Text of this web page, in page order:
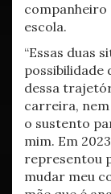
companheiro
escola.
“Essas duas
possibilidade
dessa
carreira,
o sustento
mim. Em
representou
mudar meu